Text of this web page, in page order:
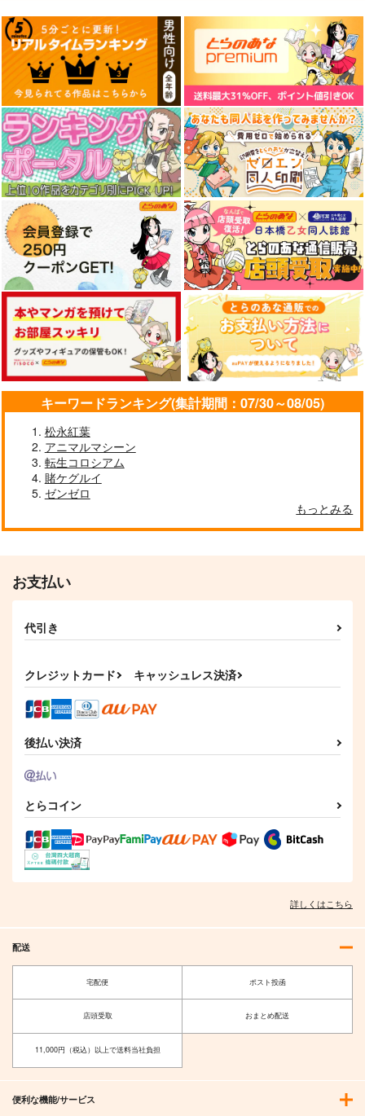
キーワードランキング(集計期間：07/30～08/05)
松永紅葉
アニマルマシーン
転生コロシアム
賭ケグルイ
ゼンゼロ
もっとみる
お支払い
代引き
クレジットカード キャッシュレス決済
後払い決済
とらコイン
詳しくはこちら
配送
宅配便 ポスト投函
店頭受取 おまとめ配送
11,000円（税込）以上で送料当社負担
便利な機能/サービス